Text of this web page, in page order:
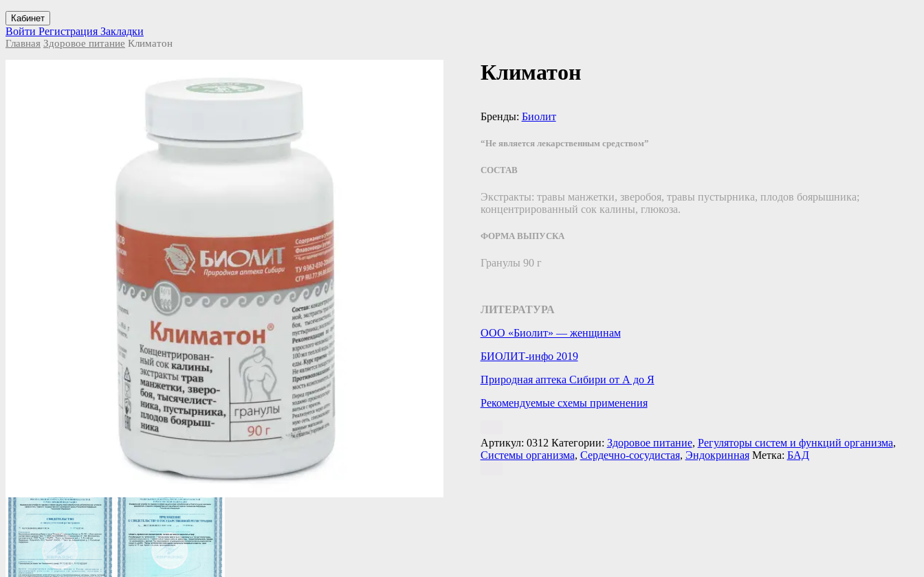
Кабинет
Войти Регистрация Закладки
Главная Здоровое питание Климатон
Климатон
Бренды: Биолит
“Не является лекарственным средством”
СОСТАВ
Экстракты: травы манжетки, зверобоя, травы пустырника, плодов боярышника;
концентрированный сок калины, глюкоза.
ФОРМА ВЫПУСКА
Гранулы 90 г
ЛИТЕРАТУРА
ООО «Биолит» — женщинам
БИОЛИТ-инфо 2019
Природная аптека Сибири от А до Я
Рекомендуемые схемы применения
Артикул: 0312 Категории: Здоровое питание, Регуляторы систем и функций организма,
Системы организма, Сердечно-сосудистая, Эндокринная Метка: БАД